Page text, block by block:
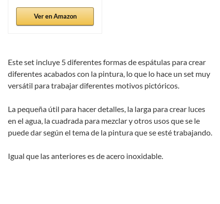
Ver en Amazon
Este set incluye 5 diferentes formas de espátulas para crear
diferentes acabados con la pintura, lo que lo hace un set muy
versátil para trabajar diferentes motivos pictóricos.
La pequeña útil para hacer detalles, la larga para crear luces
en el agua, la cuadrada para mezclar y otros usos que se le
puede dar según el tema de la pintura que se esté trabajando.
Igual que las anteriores es de acero inoxidable.